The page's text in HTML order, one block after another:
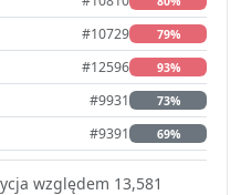
#10729 79%
#12596 93%
#9931 73%
#9391 69%
względem 13,581